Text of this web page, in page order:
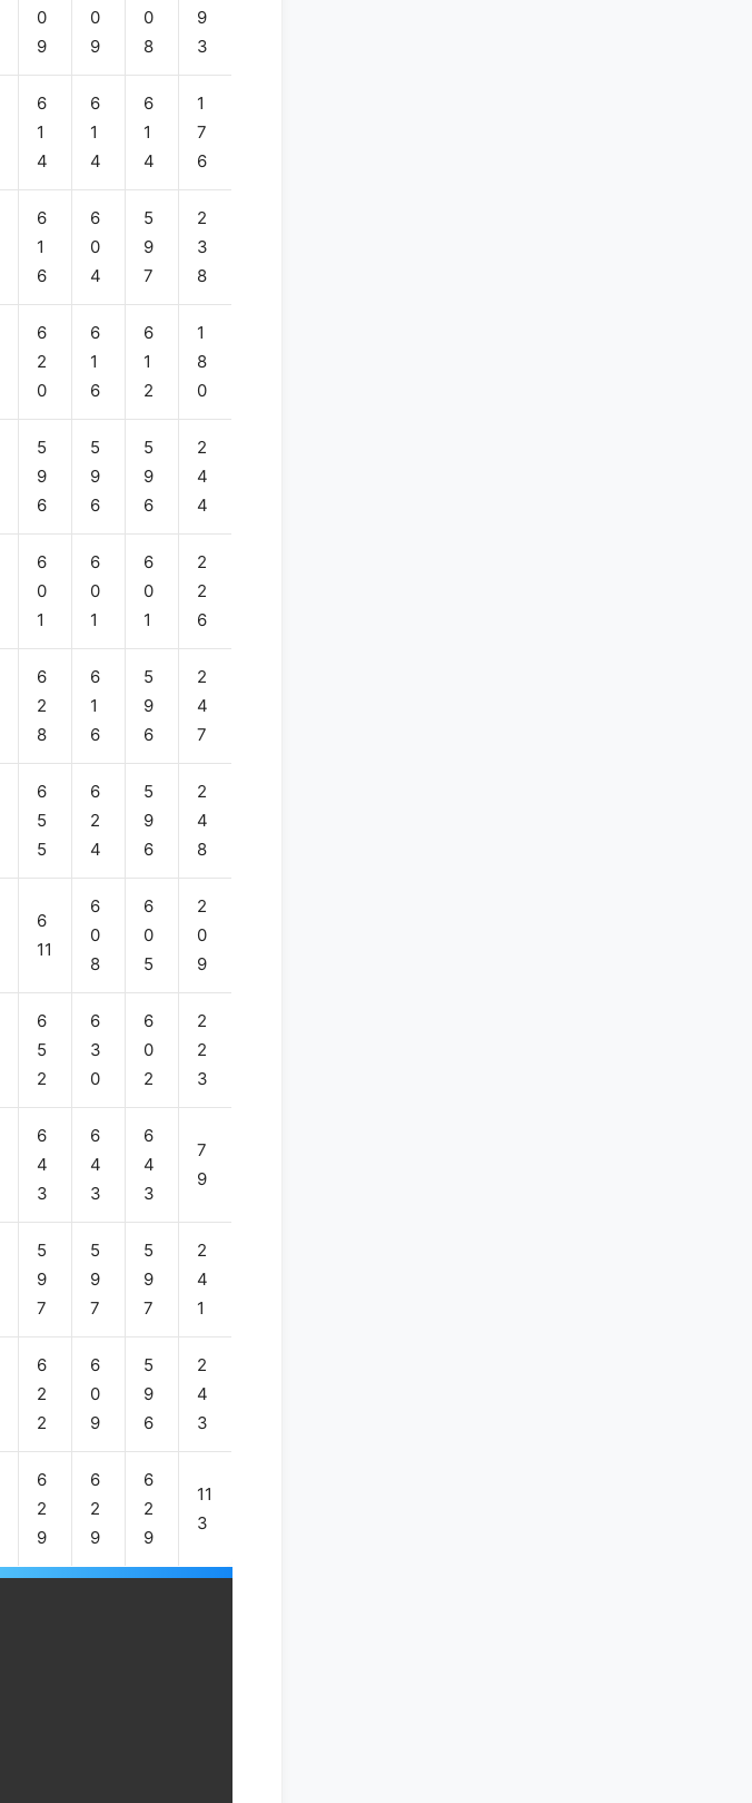
0
9
0
9
0
8
9
3
6
1
4
6
1
4
6
1
4
1
7
6
6
1
6
6
0
4
5
9
7
2
3
8
6
2
0
6
1
6
6
1
2
1
8
0
5
9
6
5
9
6
5
9
6
2
4
4
6
0
1
6
0
1
6
0
1
2
2
6
6
2
8
6
1
6
5
9
6
2
4
7
6
5
5
6
2
4
5
9
6
2
4
8
6
11
6
0
8
6
0
5
2
0
9
6
5
2
6
3
0
6
0
2
2
2
3
6
4
3
6
4
3
6
4
3
7
9
5
9
7
5
9
7
5
9
7
2
4
1
6
2
2
6
0
9
5
9
6
2
4
3
6
2
9
6
2
9
6
2
9
11
3